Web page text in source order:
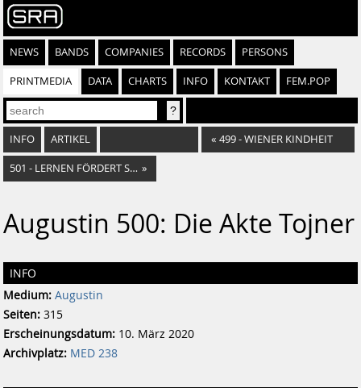
NEWS BANDS COMPANIES RECORDS PERSONS
PRINTMEDIA DATA CHARTS INFO KONTAKT FEM.POP
INFO ARTIKEL « 499 - WIENER KINDHEIT
501 - LERNEN FÖRDERT SELBSTSTÄNDIGKEIT »
Augustin 500: Die Akte Tojner
INFO
Medium: Augustin
Seiten: 315
Erscheinungsdatum: 10. März 2020
Archivplatz: MED 238